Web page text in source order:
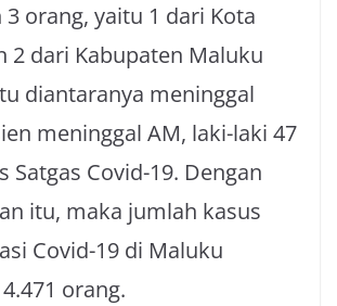
orang, yaitu 1 dari Kota
2 dari Kabupaten Maluku
diantaranya meninggal
meninggal AM, laki-laki 47
Satgas Covid-19. Dengan
itu, maka jumlah kasus
Covid-19 di Maluku
orang.